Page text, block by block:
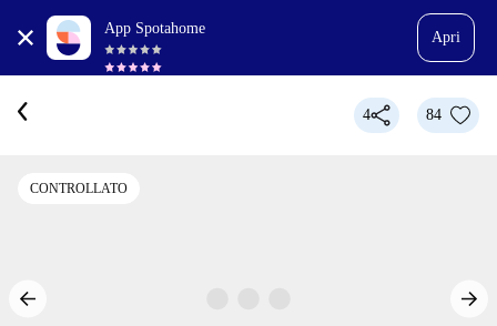
App Spotahome
Apri
4 84
CONTROLLATO